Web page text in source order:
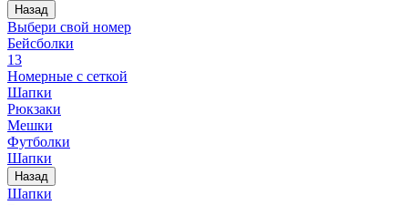
Назад
Выбери свой номер
Бейсболки
13
Номерные с сеткой
Шапки
Рюкзаки
Мешки
Футболки
Шапки
Назад
Шапки